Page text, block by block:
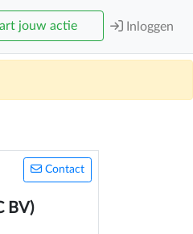
jouw actie Inloggen
Contact
BV)